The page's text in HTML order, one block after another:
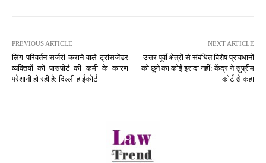
PREVIOUS ARTICLE
लिंग परिवर्तन सर्जरी कराने वाले ट्रांसजेंडर
व्यक्तियों को पासपोर्ट की कमी के कारण
परेशानी हो रही है: दिल्ली हाईकोर्ट
NEXT ARTICLE
उत्तर पूर्वी क्षेत्रों से संबंधित विशेष प्रावधानों
को छूने का कोई इरादा नहीं: केंद्र ने सुप्रीम
कोर्ट से कहा